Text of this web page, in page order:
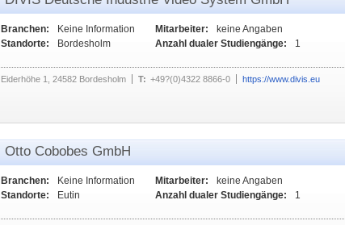
Branchen:
Keine Information
Standorte:
Bordesholm
Mitarbeiter:
keine Angaben
Anzahl dualer Studiengänge:
1
Eiderhöhe 1, 24582 Bordesholm T: +49?(0)4322 8866-0 https://www.divis.eu
Otto Cobobes GmbH
Branchen:
Keine Information
Standorte:
Eutin
Mitarbeiter:
keine Angaben
Anzahl dualer Studiengänge:
1